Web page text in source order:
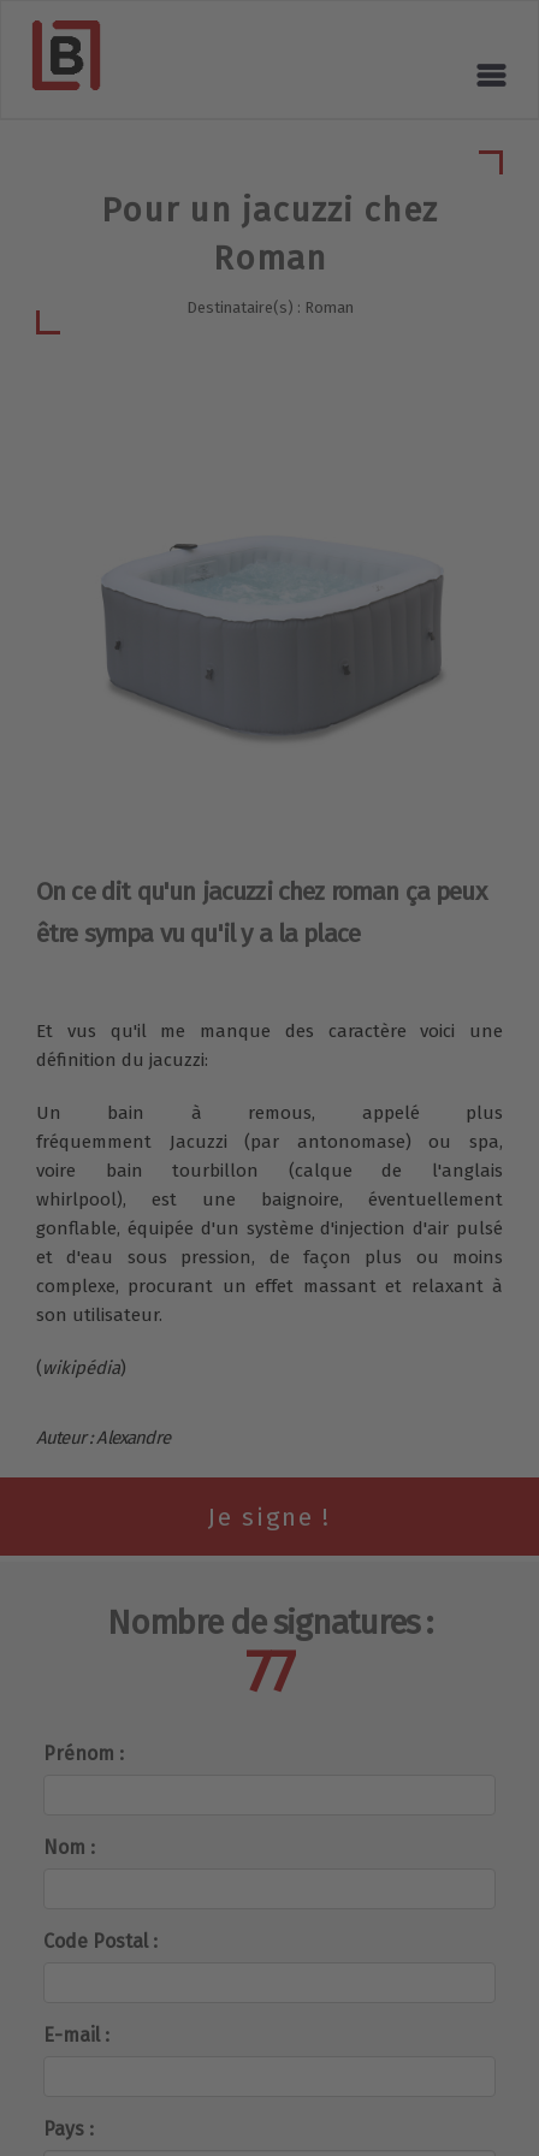
Pour un jacuzzi chez
Roman
Destinataire(s) : Roman
On ce dit qu'un jacuzzi chez roman ça peux
être sympa vu qu'il y a la place
Et vus qu'il me manque des caractère voici une
définition du jacuzzi:
Un bain à remous, appelé plus
fréquemment Jacuzzi (par antonomase) ou spa,
voire bain tourbillon (calque de l'anglais
whirlpool), est une baignoire, éventuellement
gonflable, équipée d'un système d'injection d'air pulsé
et d'eau sous pression, de façon plus ou moins
complexe, procurant un effet massant et relaxant à
son utilisateur.
(wikipédia)
Auteur : Alexandre
Nombre de signatures :
77
Prénom :
Nom :
Code Postal :
E-mail :
Pays :